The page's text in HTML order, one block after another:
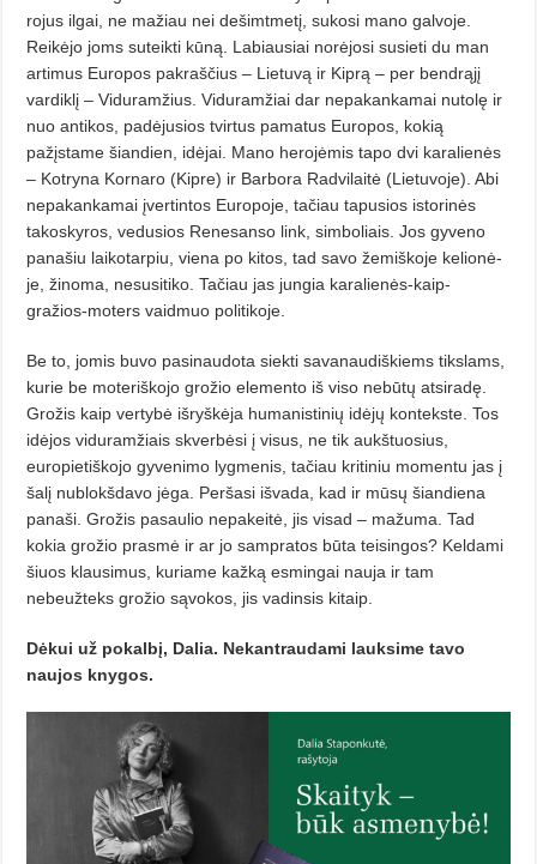
rojus ilgai, ne mažiau nei dešimtme­tį, sukosi mano galvoje.
Reikėjo joms suteikti kūną. Labiausiai norėjosi su­sieti du man
artimus Europos pa­kraš­čius – Lietuvą ir Kiprą – per bendrąjį
vardiklį – Viduramžius. Vidur­am­žiai dar nepakankamai nutolę ir
nuo antikos, padėjusios tvirtus pamatus Europos, kokią
pažįstame šiandien, idėjai. Mano herojėmis tapo dvi karalienės
– Kotryna Kornaro (Kipre) ir Barbora Radvilaitė (Lietuvoje). Abi
nepakankamai įvertintos Europoje, tačiau tapusios istorinės
takoskyros, vedusios Renesanso link, simboliais. Jos gyveno
panašiu laikotarpiu, vie­na po kitos, tad savo žemiškoje kelio­nė­
je, žinoma, nesusitiko. Tačiau jas jungia karalienės-kaip-
gražios-moters vaidmuo politikoje.
Be to, jomis buvo pasinaudota siek­ti savanaudiškiems tikslams,
ku­rie be moteriškojo grožio elemento iš viso nebūtų atsiradę.
Grožis kaip vertybė išryškėja humanistinių idėjų kontekste. Tos
idėjos viduramžiais skverbėsi į visus, ne tik aukštuosius,
europietiškojo gyvenimo lygmenis, ta­­čiau kritiniu momentu jas į
šalį nu­blokšdavo jėga. Peršasi išvada, kad ir mūsų šiandiena
panaši. Grožis pa­saulio nepakeitė, jis visad – mažuma. Tad
kokia grožio prasmė ir ar jo sampratos būta teisingos? Keldami
šiuos klausimus, kuriame kažką esmingai nauja ir tam
nebeužteks grožio sąvo­kos, jis vadinsis kitaip.
Dėkui už pokalbį, Dalia. Ne­kan­traudami lauksime tavo
naujos knygos.